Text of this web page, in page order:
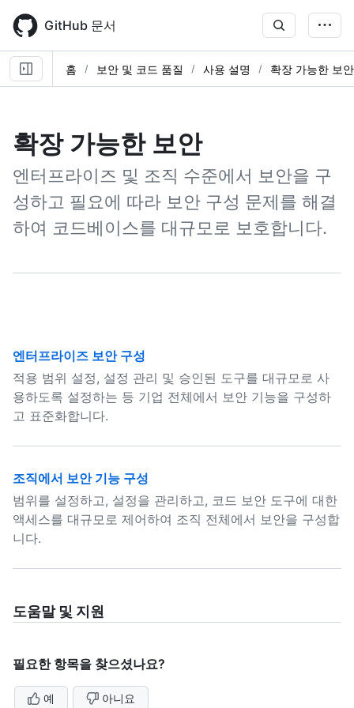
main
content
GitHub 문서
홈 보안 및 코드 품질 사용 설명 확장 가능한 보안
확장 가능한 보안
엔터프라이즈 및 조직 수준에서 보안을 구
성하고 필요에 따라 보안 구성 문제를 해결
하여 코드베이스를 대규모로 보호합니다.
엔터프라이즈 보안 구성
적용 범위 설정, 설정 관리 및 승인된 도구를 대규모로 사
용하도록 설정하는 등 기업 전체에서 보안 기능을 구성하
고 표준화합니다.
조직에서 보안 기능 구성
범위를 설정하고, 설정을 관리하고, 코드 보안 도구에 대한
액세스를 대규모로 제어하여 조직 전체에서 보안을 구성합
니다.
도움말 및 지원
필요한 항목을 찾으셨나요?
예 아니요